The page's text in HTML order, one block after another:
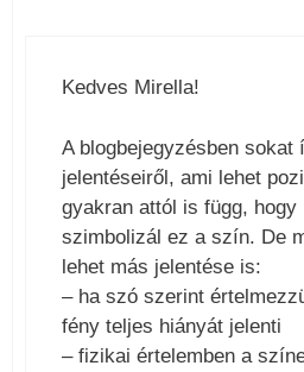
Kedves Mirella!
A blogbejegyzésben
jelentéseiről, ami lehet
gyakran attól is függ, hogy
szimbolizál ez a szín. De
lehet más jelentése is:
– ha szó szerint
fény teljes hiányát jelenti
– fizikai értelemben a